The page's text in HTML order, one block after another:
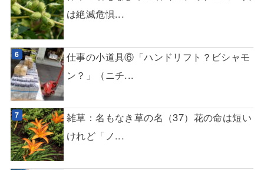
は絶滅危惧...
仕事の小道具⑥「ハンドリフト？ビシャモ
ン？」（ニチ...
雑草：名もなき草の名（37）花の命は短い
けれど「ノ...